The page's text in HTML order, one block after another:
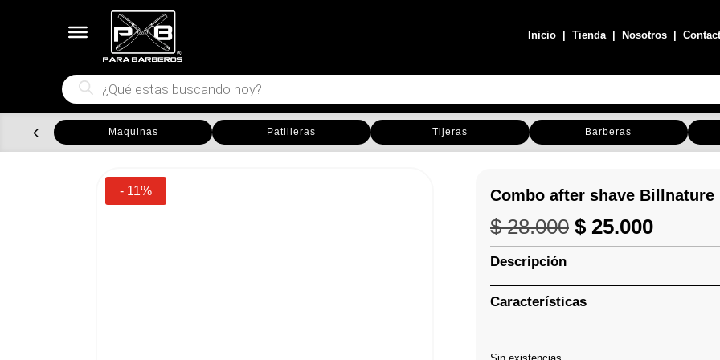
Inicio |Tienda| Nosotros |
Búsqueda
de
productos
Maquinas Patilleras Tijeras Barberas
- 11% Combo after shave Billnature
$28.000 El
precio
era:
$ 28.000.
$ 25.000El
precio
es:
Descripción
Características